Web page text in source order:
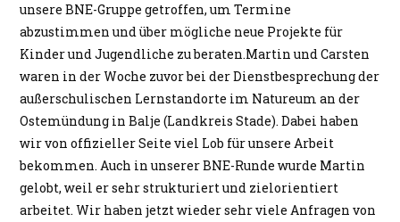
unsere BNE-Gruppe getroffen, um Termine
abzustimmen und über mögliche neue Projekte für
Kinder und Jugendliche zu beraten.Martin und Carsten
waren in der Woche zuvor bei der Dienstbesprechung der
außerschulischen Lernstandorte im Natureum an der
Ostemündung in Balje (Landkreis Stade). Dabei haben
wir von offizieller Seite viel Lob für unsere Arbeit
bekommen. Auch in unserer BNE-Runde wurde Martin
gelobt, weil er sehr strukturiert und zielorientiert
arbeitet. Wir haben jetzt wieder sehr viele Anfragen von